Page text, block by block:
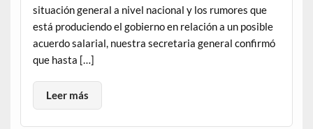
situación general a nivel nacional y los rumores que
está produciendo el gobierno en relación a un posible
acuerdo salarial, nuestra secretaria general confirmó
que hasta […]
Leer más